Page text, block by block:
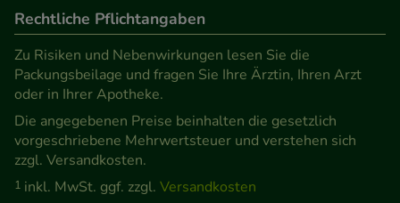
Rechtliche Pflichtangaben
Zu Risiken und Nebenwirkungen lesen Sie die
Packungsbeilage und fragen Sie Ihre Ärztin, Ihren Arzt
oder in Ihrer Apotheke.
Die angegebenen Preise beinhalten die gesetzlich
vorgeschriebene Mehrwertsteuer und verstehen sich
zzgl. Versandkosten.
1 inkl. MwSt. ggf. zzgl. Versandkosten